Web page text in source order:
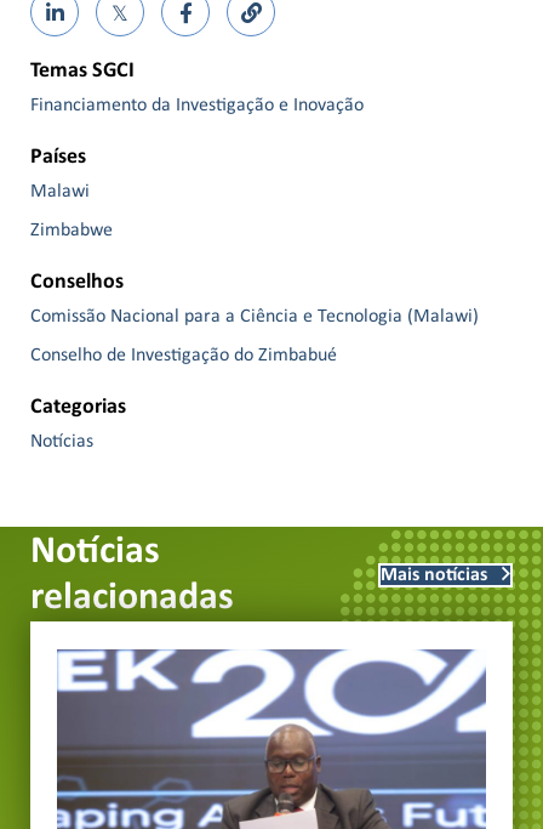
𝕏
Temas SGCI
Financiamento da Investigação e Inovação
Países
Malawi
Zimbabwe
Conselhos
Comissão Nacional para a Ciência e Tecnologia (Malawi)
Conselho de Investigação do Zimbabué
Categorias
Notícias
Notícias
relacionadas
Mais notícias